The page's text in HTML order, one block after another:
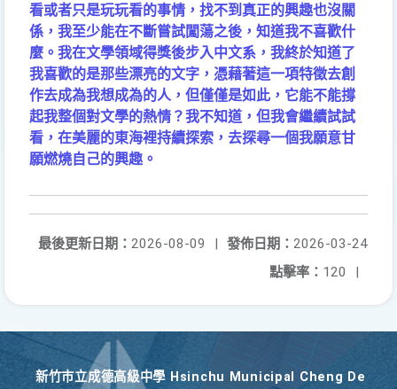
看或者只是玩玩看的事情，找不到真正的興趣也沒關
係，我至少能在不斷嘗試闖蕩之後，知道我不喜歡什
麼。我在文學領域得獎後步入中文系，我終於知道了
我喜歡的是那些漂亮的文字，憑藉著這一項特徵去創
作去成為我想成為的人，但僅僅是如此，它能不能撐
起我整個對文學的熱情？我不知道，但我會繼續試試
看，在美麗的東海裡持續探索，去探尋一個我願意甘
願燃燒自己的興趣。
發佈日期： 2026-03-24
最後更新日期： 2026-08-09
|
點擊率： 120 |
新竹巿立成德高級中學 Hsinchu Municipal Cheng De